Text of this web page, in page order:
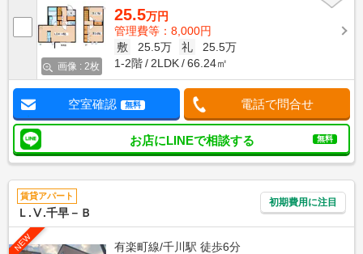
画像 : 2枚
25.5万円
管理費等：8,000円
敷
25.5万 礼
25.5万
1-2階
2LDK 66.24㎡
空室確認 無料 電話で問合せ
お店にLINEで相談する 無料
賃貸アパート
Ｌ.Ⅴ.千早－Ｂ
初期費用に注目
NEW
有楽町線/千川駅 徒歩6分